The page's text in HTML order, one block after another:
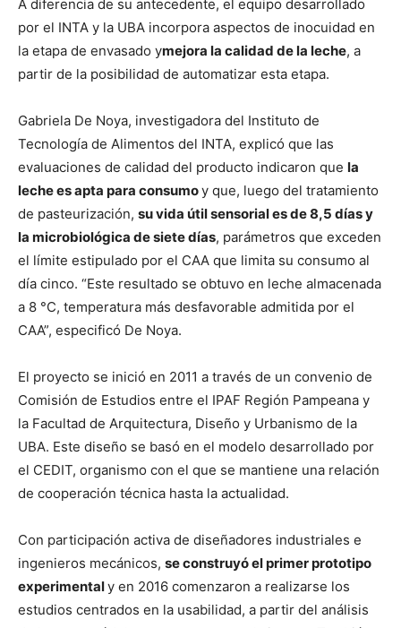
A diferencia de su antecedente, el equipo desarrollado
por el INTA y la UBA incorpora aspectos de inocuidad en
la etapa de envasado ymejora la calidad de la leche, a
partir de la posibilidad de automatizar esta etapa.
Gabriela De Noya, investigadora del Instituto de
Tecnología de Alimentos del INTA, explicó que las
evaluaciones de calidad del producto indicaron que la
leche es apta para consumoy que, luego del tratamiento
de pasteurización, su vida útil sensorial es de 8,5 días y
la microbiológica de siete días, parámetros que exceden
el límite estipulado por el CAA que limita su consumo al
día cinco. “Este resultado se obtuvo en leche almacenada
a 8 °C, temperatura más desfavorable admitida por el
CAA”, especificó De Noya.
El proyecto se inició en 2011 a través de un convenio de
Comisión de Estudios entre el IPAF Región Pampeana y
la Facultad de Arquitectura, Diseño y Urbanismo de la
UBA. Este diseño se basó en el modelo desarrollado por
el CEDIT, organismo con el que se mantiene una relación
de cooperación técnica hasta la actualidad.
Con participación activa de diseñadores industriales e
ingenieros mecánicos, se construyó el primer prototipo
experimentaly en 2016 comenzaron a realizarse los
estudios centrados en la usabilidad, a partir del análisis